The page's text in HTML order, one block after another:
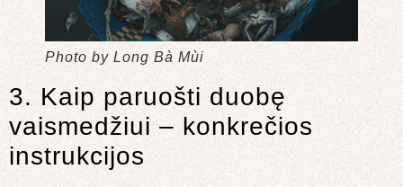
Photo by Long Bà Mùi
3. Kaip paruošti duobę
vaismedžiui – konkrečios
instrukcijos